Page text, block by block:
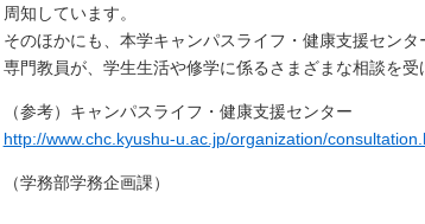
周知しています。
そのほかにも、本学キャンパスライフ・健康支援セン
専門教員が、学生生活や修学に係るさまざまな相談を受
（参考）キャンパスライフ・健康支援センター
http://www.chc.kyushu-u.ac.jp/organization/
（学務部学務企画課）